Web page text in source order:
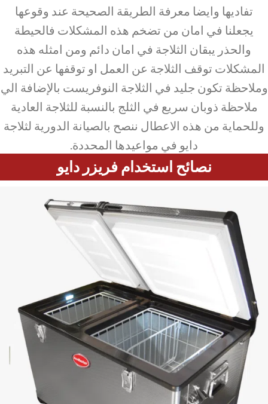
تفاديها وايضا معرفة الطريقة الصحيحة عند وقوعها
يجعلنا في امان من تضخم هذه المشكلات فالحيطة
والحذر يبقان الثلاجة في امان دائم ومن امثله هذه
المشكلات توقف الثلاجة عن العمل او توقفها عن التبريد
وملاحظة تكون جليد في الثلاجة النوفريست بالإضافة الي
ملاحظة ذوبان سريع في الثلج بالنسبة للثلاجة العادية
وللحماية من هذه الاعطال ننصح بالصيانة الدورية لثلاجة
دايو في مواعيدها المحددة.
نصائح استخدام فريزر دايو